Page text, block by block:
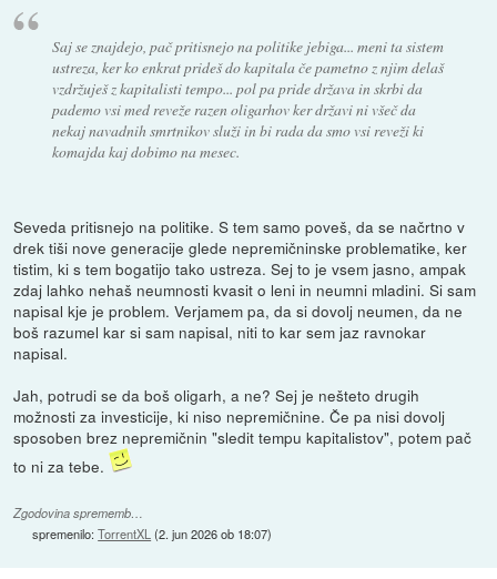
Saj se znajdejo, pač pritisnejo na politike jebiga... meni ta sistem
ustreza, ker ko enkrat prideš do kapitala če pametno z njim delaš
vzdržuješ z kapitalisti tempo... pol pa pride država in skrbi da
pademo vsi med reveže razen oligarhov ker državi ni všeč da
nekaj navadnih smrtnikov služi in bi rada da smo vsi reveži ki
komajda kaj dobimo na mesec.
Seveda pritisnejo na politike. S tem samo poveš, da se načrtno v
drek tiši nove generacije glede nepremičninske problematike, ker
tistim, ki s tem bogatijo tako ustreza. Sej to je vsem jasno, ampak
zdaj lahko nehaš neumnosti kvasit o leni in neumni mladini. Si sam
napisal kje je problem. Verjamem pa, da si dovolj neumen, da ne
boš razumel kar si sam napisal, niti to kar sem jaz ravnokar
napisal.
Jah, potrudi se da boš oligarh, a ne? Sej je nešteto drugih
možnosti za investicije, ki niso nepremičnine. Če pa nisi dovolj
sposoben brez nepremičnin "sledit tempu kapitalistov", potem pač
to ni za tebe.
Zgodovina sprememb…
spremenilo:TorrentXL (2. jun 2026 ob 18:07)